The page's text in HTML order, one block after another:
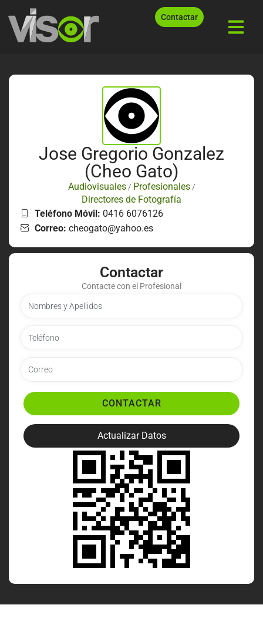
Contactar
Jose Gregorio Gonzalez
(Cheo Gato)
Audiovisuales/ Profesionales/
Directores de Fotografía
Teléfono Móvil: 0416 6076126
Correo: cheogato@yahoo.es
Contactar
Contacte con el Profesional
CONTACTAR
Actualizar Datos